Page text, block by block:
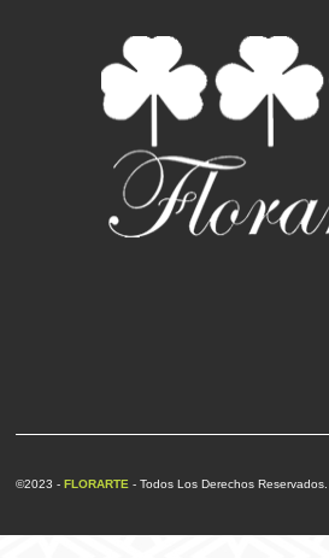
©2023 -FLORARTE - Todos Los Derechos